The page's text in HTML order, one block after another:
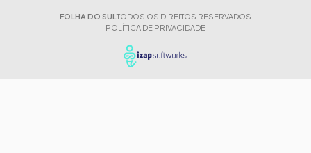
FOLHA DO SUL TODOS OS DIREITOS RESERVADOS
POLÍTICA DE PRIVACIDADE